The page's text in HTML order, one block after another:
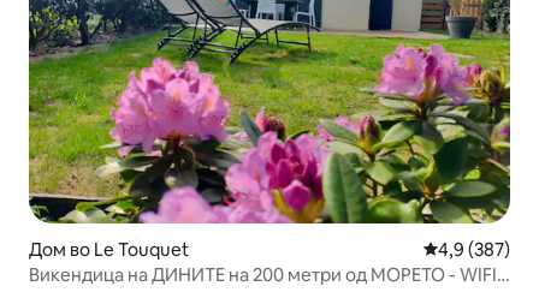
Дом во Le Touquet Просечна
4,9 (387)
Викендица на ДИНИТЕ на 200 метри од МОРЕТО - WIFI/